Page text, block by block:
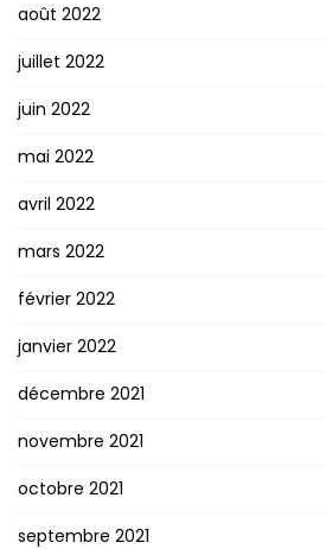
août 2022
juillet 2022
juin 2022
mai 2022
avril 2022
mars 2022
février 2022
janvier 2022
décembre 2021
novembre 2021
octobre 2021
septembre 2021